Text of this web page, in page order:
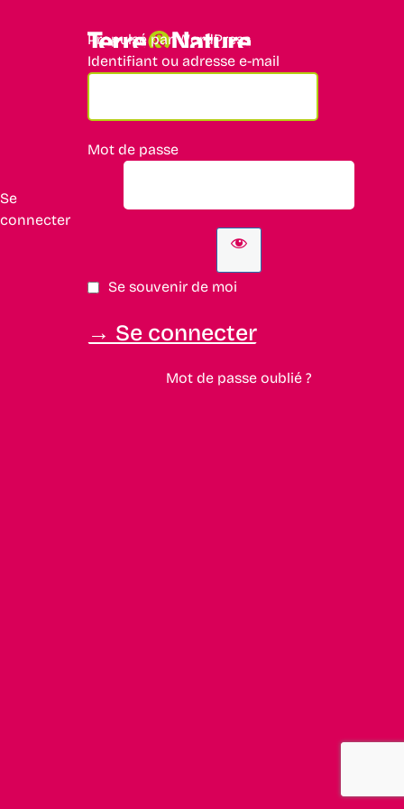
Se
connecter
Propulsé par WordPress
Identifiant ou adresse e-mail
Mot de passe
Se souvenir de moi
Mot de passe oublié ?